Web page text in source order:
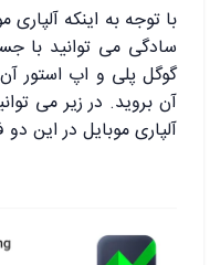
با توجه به اینکه
سادگی می توانید با
گوگل پلی و اپ استور
آن بروید. در زیر می
آلپاری موبایل در این